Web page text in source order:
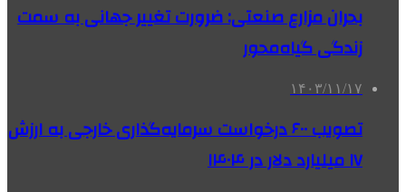
بحران مزارع صنعتی: ضرورت تغییر جهانی به سمت
زندگی گیاه‌محور
۱۴۰۳/۱۱/۱۷
تصویب ۶۰۰ درخواست سرمایه‌گذاری خارجی به ارزش
۱۷ میلیارد دلار در ۱۴۰۴